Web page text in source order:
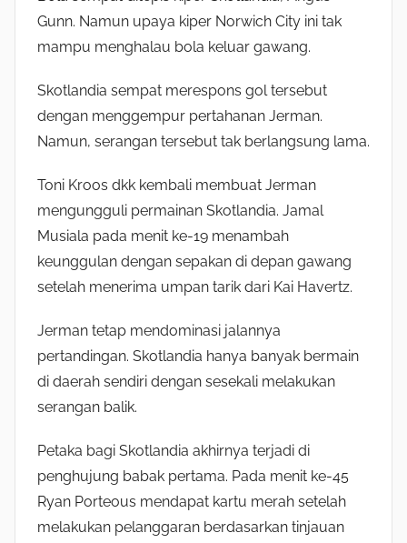
Gunn. Namun upaya kiper Norwich City ini tak
mampu menghalau bola keluar gawang.
Skotlandia sempat merespons gol tersebut
dengan menggempur pertahanan Jerman.
Namun, serangan tersebut tak berlangsung lama.
Toni Kroos dkk kembali membuat Jerman
mengungguli permainan Skotlandia. Jamal
Musiala pada menit ke-19 menambah
keunggulan dengan sepakan di depan gawang
setelah menerima umpan tarik dari Kai Havertz.
Jerman tetap mendominasi jalannya
pertandingan. Skotlandia hanya banyak bermain
di daerah sendiri dengan sesekali melakukan
serangan balik.
Petaka bagi Skotlandia akhirnya terjadi di
penghujung babak pertama. Pada menit ke-45
Ryan Porteous mendapat kartu merah setelah
melakukan pelanggaran berdasarkan tinjauan